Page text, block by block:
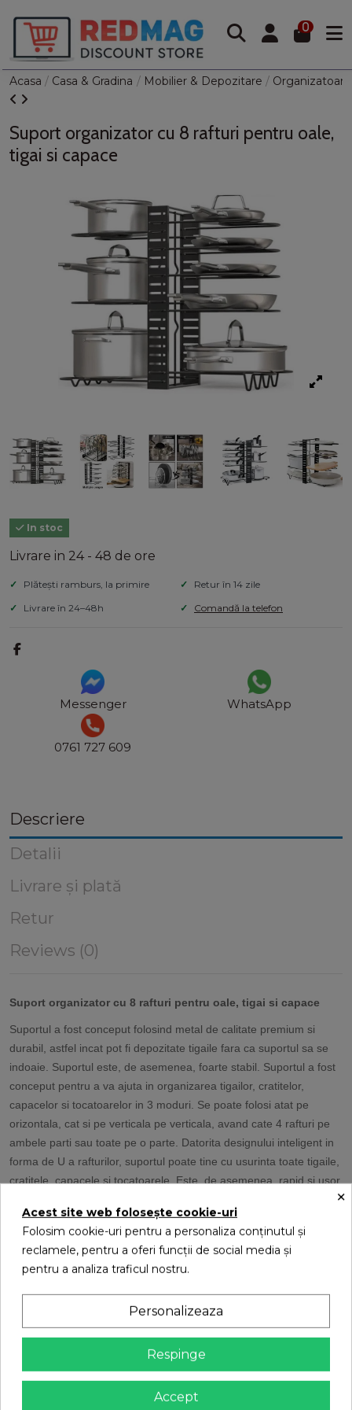
0
Acasa Casa & Gradina Mobilier & Depozitare
Suport organizator cu 8 rafturi pentru oale,
tigai si capace
In stoc
Livrare in 24 - 48 de ore
Plătești ramburs, la primire
Retur în 14 zile
Livrare în 24–48h
Comandă la telefon
Messenger WhatsApp
0761 727 609
Descriere
Detalii
Livrare și plată
Retur
Reviews (0)
Suport organizator cu 8 rafturi pentru oale, tigai si capace
Suportul a fost conceput folosind metal de calitate premium si
durabil, astfel incat pot fi depozitate tigaile fara ca suportul sa se
indoaie. Suportul este, de asemenea, foarte stabil. Suportul a fost
conceput pentru a va ajuta in organizarea tigailor, cratitelor,
capacelor si tocatoarelor in 3 moduri. Se poate folosi atat pe
orizontala, cat si pe verticala pe verticala, avand cate 4 rafturi pe
ambele parti sau toate pe o parte. Datorita designului inteligent in
forma de U a rafturilor, suportul poate tine cu usurinta toate tigaile,
cratitele, capacele si tocatoarele. Este, de asemenea, rapid si usor
Dimensiuni suport oale si capace:
Lungime: 54 cm
Inaltime: 38 cm
16 alte produse in aceeasi categorie:
×
Acest site web folosește cookie-uri
Folosim cookie-uri pentru a personaliza conținutul și
reclamele, pentru a oferi funcții de social media și
pentru a analiza traficul nostru.
Personalizeaza
Respinge
Accept